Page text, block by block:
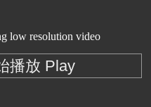
low resolution video
播放 Play